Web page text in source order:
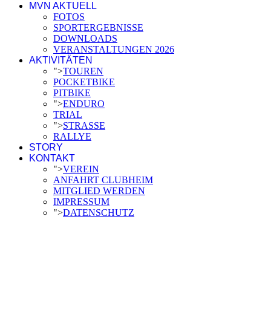
MVN AKTUELL
FOTOS
SPORTERGEBNISSE
DOWNLOADS
VERANSTALTUNGEN 2026
AKTIVITÄTEN
">TOUREN
POCKETBIKE
PITBIKE
">ENDURO
TRIAL
">STRASSE
RALLYE
STORY
KONTAKT
">VEREIN
ANFAHRT CLUBHEIM
MITGLIED WERDEN
IMPRESSUM
">DATENSCHUTZ